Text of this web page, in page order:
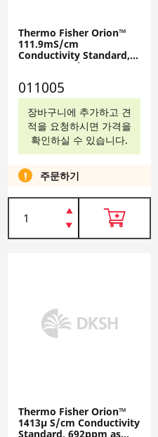
Thermo Fisher Orion™
111.9mS/cm
Conductivity Standard, 5
x 60mL Bottles, 011005
011005
장바구니에 추가하고 견
적을 요청하시면 가격을
확인하실 수 있습니다.
주문하기
Thermo Fisher Orion™
1413µ S/cm Conductivity
Standard, 692ppm as